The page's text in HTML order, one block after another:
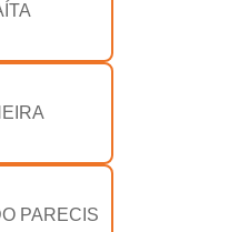
PARECIS